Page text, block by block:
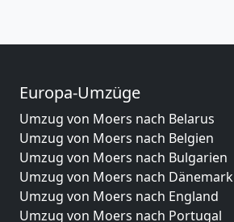
Europa-Umzüge
Umzug von Moers nach Belarus
Umzug von Moers nach Belgien
Umzug von Moers nach Bulgarien
Umzug von Moers nach Dänemark
Umzug von Moers nach England
Umzug von Moers nach Portugal